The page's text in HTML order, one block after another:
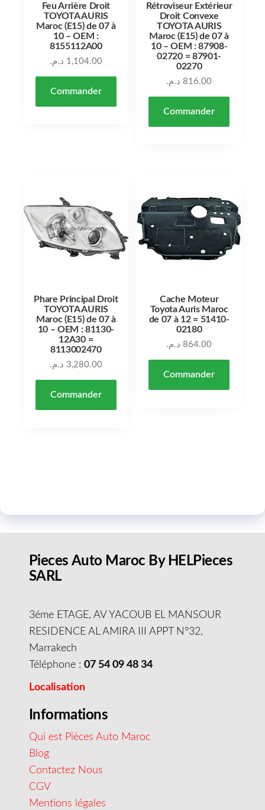
Feu Arrière Droit
TOYOTA AURIS
Maroc (E15) de 07 à
10 – OEM :
8155112A00
1,104.00 د.م.
Commander
Rétroviseur Extérieur
Droit Convexe
TOYOTA AURIS
Maroc (E15) de 07 à
10 – OEM : 87908-
02720 = 87901-
02270
816.00 د.م.
Commander
Phare Principal Droit
TOYOTA AURIS
Maroc (E15) de 07 à
10 – OEM : 81130-
12A30 =
8113002470
3,280.00 د.م.
Commander
Cache Moteur
Toyota Auris Maroc
de 07 à 12 = 51410-
02180
864.00 د.م.
Commander
Pieces Auto Maroc By HELPieces
SARL
3éme ETAGE, AV YACOUB EL MANSOUR
RESIDENCE AL AMIRA III APPT N°32,
Marrakech
Téléphone : 07 54 09 48 34
Localisation
Informations
Qui est Pièces Auto Maroc
Blog
Contactez Nous
CGV
Mentions légales